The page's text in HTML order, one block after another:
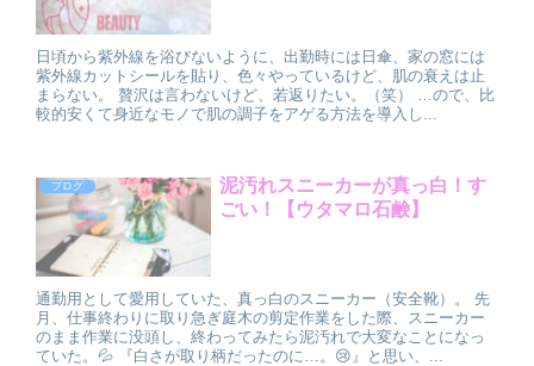
日頃から紫外線を浴びないように、出勤時には日傘、家の窓には
紫外線カットシールを貼り、色々やっているけど、肌の衰えは止
まらない。 贅沢は言わないけど、若返りたい。（笑） …ので、比
較的安くて身近なモノで肌の調子をアゲる方法を導入し...
ブログ
泥汚れスニーカーが真っ白！す
ごい！【ウタマロ石鹸】
通勤用として愛用していた、真っ白のスニーカー（安全靴）。 先
月、仕事終わりに取り急ぎ庭木の剪定作業をした際、スニーカー
のまま作業に没頭し、終わってみたら泥汚れで大変なことになっ
ていた。💦 『白さが取り柄だったのに…。😢』と思い、...